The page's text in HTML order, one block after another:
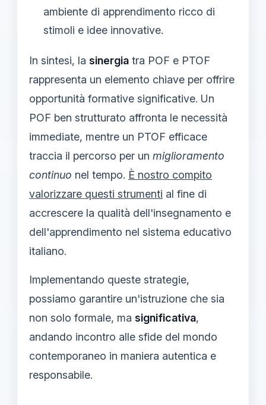
ambiente di apprendimento ricco di
stimoli e idee innovative.
In sintesi, la sinergia tra POF e PTOF
rappresenta un elemento chiave per offrire
opportunità formative significative. Un
POF ben strutturato affronta le necessità
immediate, mentre un PTOF efficace
traccia il percorso per un miglioramento
continuo nel tempo. È nostro compito
valorizzare questi strumenti al fine di
accrescere la qualità dell'insegnamento e
dell'apprendimento nel sistema educativo
italiano.
Implementando queste strategie,
possiamo garantire un'istruzione che sia
non solo formale, ma significativa,
andando incontro alle sfide del mondo
contemporaneo in maniera autentica e
responsabile.